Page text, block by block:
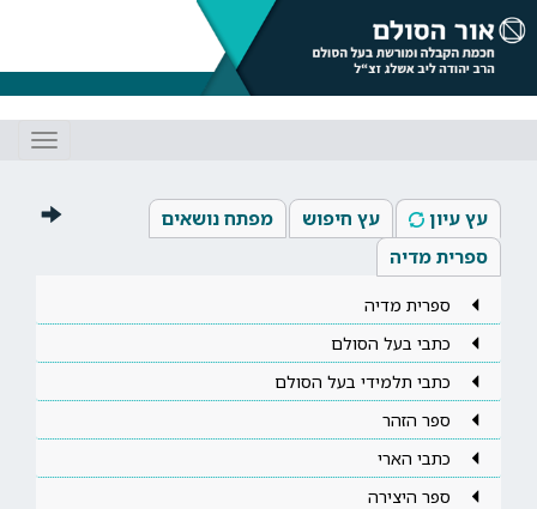
עץ עיון עץ חיפוש
מפתח נושאים
ספרית מדיה
ספרית מדיה
כתבי בעל הסולם
כתבי תלמידי בעל הסולם
ספר הזהר
כתבי הארי
ספר היצירה